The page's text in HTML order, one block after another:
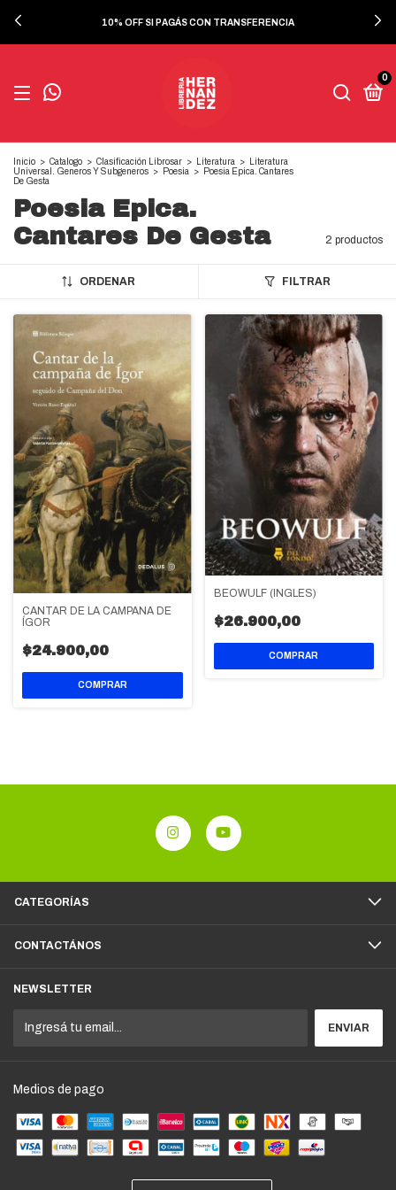
10% OFF SI PAGÁS CON TRANSFERENCIA
0
Inicio > Catalogo > Clasificación Librosar > Literatura >
Literatura
Universal. Generos Y Subgeneros > Poesia >
Poesia Epica. Cantares
De Gesta
Poesia Epica.
Cantares De Gesta
2 productos
ORDENAR FILTRAR
CANTAR DE LA CAMPAÑA DE
ÍGOR
$24.900,00
BEOWULF (INGLES)
$26.900,00
CATEGORÍAS
CONTACTÁNOS
NEWSLETTER
Medios de pago